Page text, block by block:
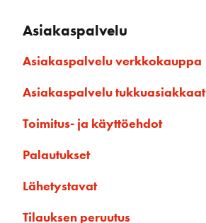
Asiakaspalvelu
Asiakaspalvelu verkkokauppa
Asiakaspalvelu tukkuasiakkaat
Toimitus- ja käyttöehdot
Palautukset
Lähetystavat
Tilauksen peruutus